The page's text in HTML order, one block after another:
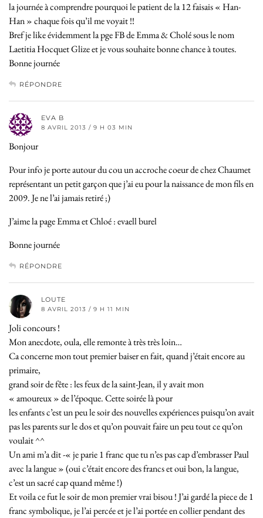
la journée à comprendre pourquoi le patient de la 12 faisais « Han-
Han » chaque fois qu’il me voyait !!
Bref je like évidemment la pge FB de Emma & Cholé sous le nom
Laetitia Hocquet Glize et je vous souhaite bonne chance à toutes.
Bonne journée
RÉPONDRE
EVA B
8 AVRIL 2013 / 9 H 03 MIN
Bonjour
Pour info je porte autour du cou un accroche coeur de chez Chaumet
représentant un petit garçon que j’ai eu pour la naissance de mon fils en
2009. Je ne l’ai jamais retiré ;)
J’aime la page Emma et Chloé : evaell burel
Bonne journée
RÉPONDRE
LOUTE
8 AVRIL 2013 / 9 H 11 MIN
Joli concours !
Mon anecdote, oula, elle remonte à très très loin…
Ca concerne mon tout premier baiser en fait, quand j’était encore au
primaire,
grand soir de fête : les feux de la saint-Jean, il y avait mon
« amoureux » de l’époque. Cette soirée là pour
les enfants c’est un peu le soir des nouvelles expériences puisqu’on avait
pas les parents sur le dos et qu’on pouvait faire un peu tout ce qu’on
voulait ^^
Un ami m’a dit -« je parie 1 franc que tu n’es pas cap d’embrasser Paul
avec la langue » (oui c’était encore des francs et oui bon, la langue,
c’est un sacré cap quand même !)
Et voila ce fut le soir de mon premier vrai bisou ! J’ai gardé la piece de 1
franc symbolique, je l’ai percée et je l’ai portée en collier pendant des